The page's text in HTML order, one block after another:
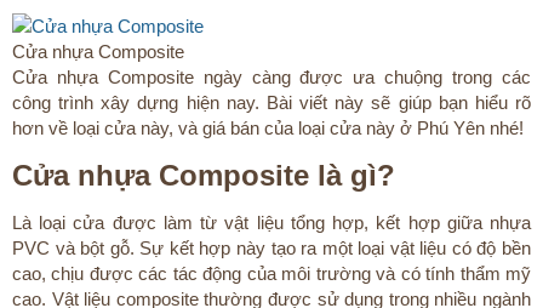
Cửa nhựa Composite
Cửa nhựa Composite ngày càng được ưa chuộng trong các
công trình xây dựng hiện nay. Bài viết này sẽ giúp bạn hiểu rõ
hơn về loại cửa này, và giá bán của loại cửa này ở Phú Yên nhé!​
Cửa nhựa Composite là gì?​
Là loại cửa được làm từ vật liệu tổng hợp, kết hợp giữa nhựa
PVC và bột gỗ. Sự kết hợp này tạo ra một loại vật liệu có độ bền
cao, chịu được các tác động của môi trường và có tính thẩm mỹ
cao. Vật liệu composite thường được sử dụng trong nhiều ngành